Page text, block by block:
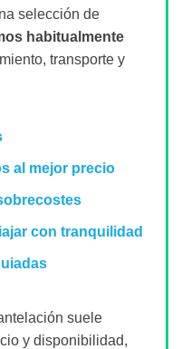
selección de
habitualmente
transporte y
al mejor precio
con tranquilidad
suele
y disponibilidad,